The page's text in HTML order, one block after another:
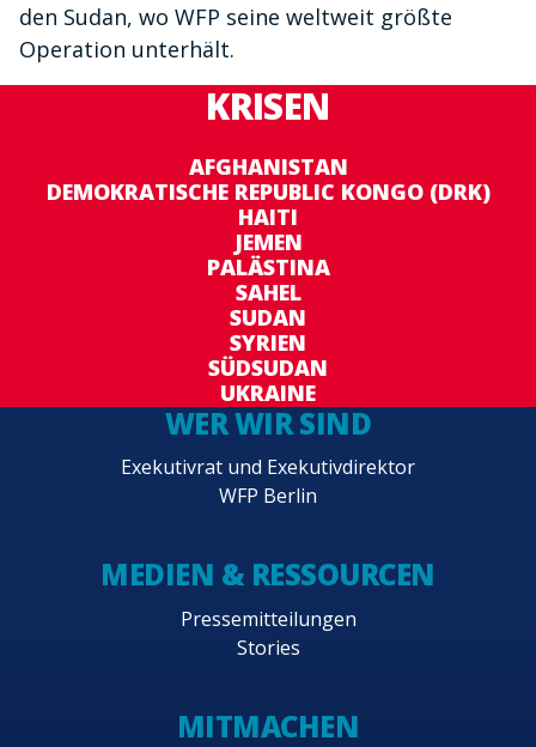
den Sudan, wo WFP seine weltweit größte
Operation unterhält.
KRISEN
AFGHANISTAN
DEMOKRATISCHE REPUBLIC KONGO (DRK)
HAITI
JEMEN
PALÄSTINA
SAHEL
SUDAN
SYRIEN
SÜDSUDAN
UKRAINE
WER WIR SIND
Exekutivrat und Exekutivdirektor
WFP Berlin
MEDIEN & RESSOURCEN
Pressemitteilungen
Stories
MITMACHEN